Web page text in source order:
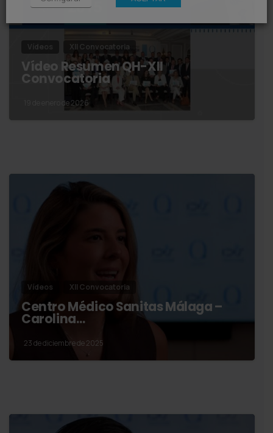
Vídeos XII Convocatoria
Vídeo Resumen QH-XII
Convocatoria
19 de enero de 2026
Vídeos XII Convocatoria
Centro Médico Sanitas Málaga –
Carolina…
23 de diciembre de 2025